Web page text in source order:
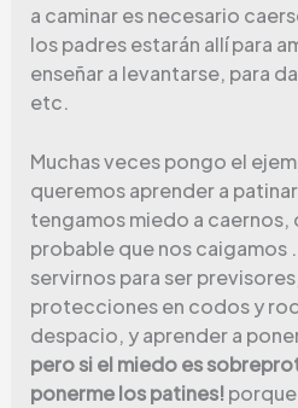
a caminar es necesario
los padres estarán allí para
enseñar a levantarse, para
etc.
Muchas veces pongo el
queremos aprender a
tengamos miedo a caernos,
probable que nos caigamos
servirnos para ser
protecciones en codos y
despacio, y aprender a
pero si el miedo es
ponerme los patines!porque